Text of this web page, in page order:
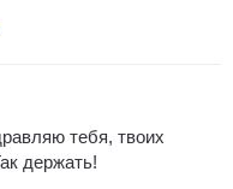
тебя, твоих
держать!